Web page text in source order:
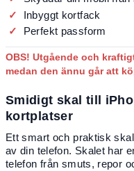
Inbyggt kortfack
Perfekt passform
OBS! Utgående och
medan den ännu går att
Smidigt skal till
kortplatser
Ett smart och praktisk
av din telefon. Skalet har
telefon från smuts, repor